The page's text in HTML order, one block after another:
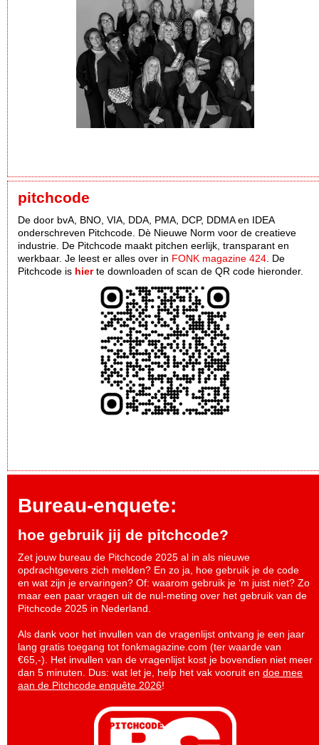
pitchcode
De door bvA, BNO, VIA, DDA, PMA, DCP, DDMA en IDEA
onderschreven Pitchcode. Dè Nieuwe Norm voor de creatieve
industrie. De Pitchcode maakt pitchen eerlijk, transparant en
werkbaar. Je leest er alles over in FONK magazine 424 . De
Pitchcode is hierte downloaden of scan de QR code hieronder.
Bureau-enquete:
hoe gebruik jij de pitchcode?
Zet jouw bureau de Pitchcode 2025 al in als nieuwe
opdrachtgevers zich melden? En zo ja, hoe gebruik je de code
en wat zijn je ervaringen? Of: waarom gebruik je ‘m juist niet? Zo
maar een paar vragen uit de nul-meting over het gebruik van de
Pitchcode 2025 in Nederland.
Als dank voor het invullen van de vragenlijst ontvang je een jaar
lang gratis toegang tot fonkmagazine.com (ter waarde van
€65,-). Het invullen van de vragenlijst kost je bovendien niet meer
dan 5 minuten. Dus: wat let je, help het vak vooruit en doe mee
aan de Pitchcode enquête 2026!